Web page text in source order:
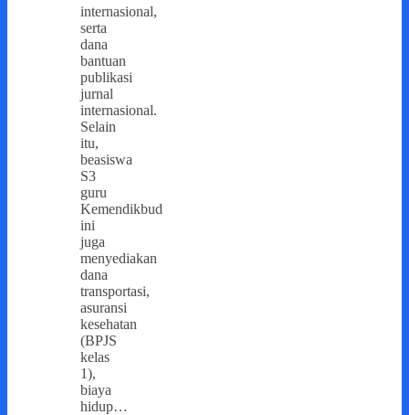
internasional,
serta
dana
bantuan
publikasi
jurnal
internasional.
Selain
itu,
beasiswa
S3
guru
Kemendikbud
ini
juga
menyediakan
dana
transportasi,
asuransi
kesehatan
(BPJS
kelas
1),
biaya
hidup…